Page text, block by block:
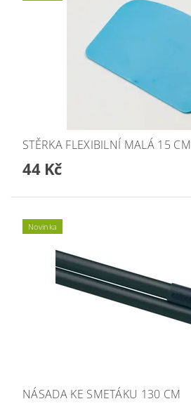
STĚRKA FLEXIBILNÍ MALÁ 15 CM
44 Kč
Novinka
NÁSADA KE SMETÁKU 130 CM